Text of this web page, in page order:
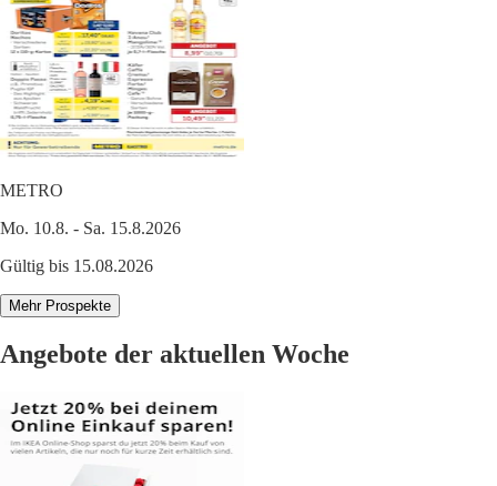
METRO
Mo. 10.8. - Sa. 15.8.2026
Gültig bis 15.08.2026
Mehr Prospekte
Angebote der aktuellen Woche